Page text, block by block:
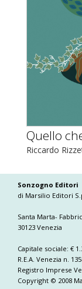
Quello
Riccardo
Sonzogno Editori
di Marsilio Editori
Santa Marta-
30123 Venezia
Capitale sociale: €
R.E.A. Venezia n.
Registro Imprese
Copyright © 2008